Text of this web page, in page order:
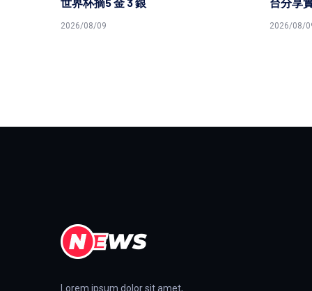
2026/08/09 2026/08/
Lorem ipsum dolor sit amet,